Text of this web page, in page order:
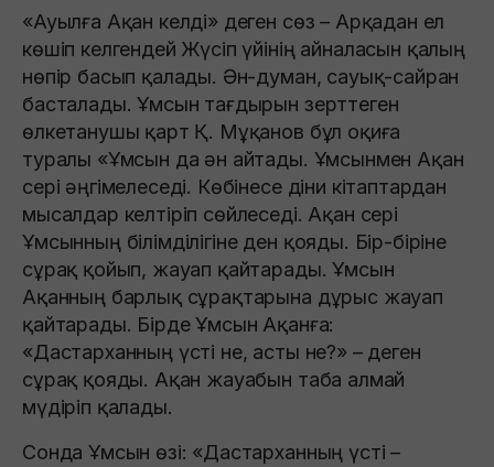
«Ауылға Ақан келді» деген сөз – Арқадан ел
көшіп келгендей Жүсіп үйінің айналасын қалың
нөпір басып қалады. Ән-думан, сауық-сайран
басталады. Ұмсын тағдырын зерттеген
өлкетанушы қарт Қ. Мұқанов бұл оқиға
туралы «Ұмсын да ән айтады. Ұмсынмен Ақан
серi әңгiмелеседi. Көбiнесе дiни кiтаптардан
мысалдар келтiрiп сөйлеседi. Ақан серi
Ұмсынның бiлiмдiлiгiне ден қояды. Бiр-бiрiне
сұрақ қойып, жауап қайтарады. Ұмсын
Ақанның барлық сұрақтарына дұрыс жауап
қайтарады. Бiрде Ұмсын Ақанға:
«Дастарханның үстi не, асты не?» – деген
сұрақ қояды. Ақан жауабын таба алмай
мүдiрiп қалады.
Сонда Ұмсын өзi: «Дастарханның үстi –